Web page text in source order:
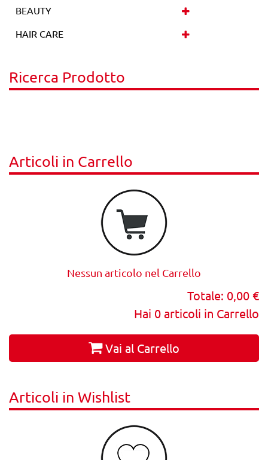
BEAUTY
HAIR CARE
Ricerca Prodotto
Articoli in Carrello
Nessun articolo nel Carrello
Hai 0 articoli in Carrello
Totale: 0,00 €
Vai al Carrello
Articoli in Wishlist